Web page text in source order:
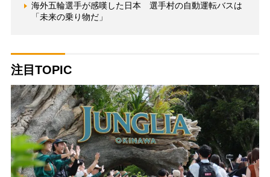
海外五輪選手が感嘆した日本 選手村の自動運転バスは
「未来の乗り物だ」
注目TOPIC